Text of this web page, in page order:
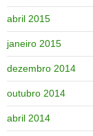
abril 2015
janeiro 2015
dezembro 2014
outubro 2014
abril 2014